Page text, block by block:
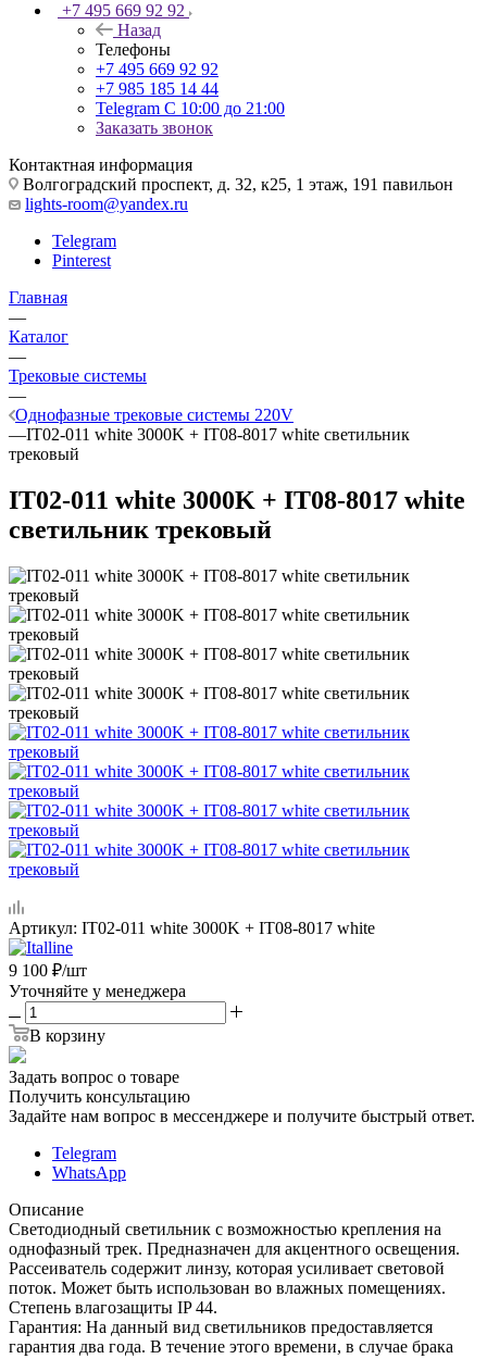
+7 495 669 92 92
Назад
Телефоны
+7 495 669 92 92
+7 985 185 14 44
Telegram С 10:00 до 21:00
Заказать звонок
Контактная информация
Волгоградский проспект, д. 32, к25, 1 этаж, 191 павильон
lights-room@yandex.ru
Telegram
Pinterest
Главная
—
Каталог
—
Трековые системы
—
Однофазные трековые системы 220V
—IT02-011 white 3000K + IT08-8017 white светильник
трековый
IT02-011 white 3000K + IT08-8017 white
светильник трековый
Артикул: IT02-011 white 3000K + IT08-8017 white
9 100 ₽/шт
Уточняйте у менеджера
В корзину
Задать вопрос о товаре
Получить консультацию
Задайте нам вопрос в мессенджере и получите быстрый ответ.
Telegram
WhatsApp
Описание
Светодиодный светильник с возможностью крепления на
однофазный трек. Предназначен для акцентного освещения.
Рассеиватель содержит линзу, которая усиливает световой
поток. Может быть использован во влажных помещениях.
Степень влагозащиты IP 44.
Гарантия: На данный вид светильников предоставляется
гарантия два года. В течение этого времени, в случае брака